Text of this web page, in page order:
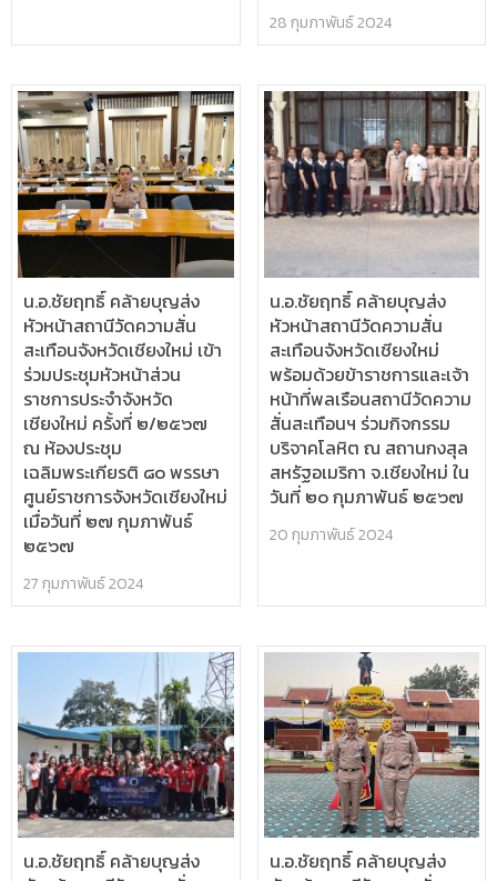
28 กุมภาพันธ์ 2024
น.อ.ชัยฤทธิ์ คล้ายบุญส่ง
หัวหน้าสถานีวัดความสั่น
สะเทือนจังหวัดเชียงใหม่ เข้า
ร่วมประชุมหัวหน้าส่วน
ราชการประจำจังหวัด
เชียงใหม่ ครั้งที่ ๒/๒๕๖๗
ณ ห้องประชุม
เฉลิมพระเกียรติ ๘๐ พรรษา
ศูนย์ราชการจังหวัดเชียงใหม่
เมื่อวันที่ ๒๗ กุมภาพันธ์
๒๕๖๗
27 กุมภาพันธ์ 2024
น.อ.ชัยฤทธิ์ คล้ายบุญส่ง
หัวหน้าสถานีวัดความสั่น
สะเทือนจังหวัดเชียงใหม่
พร้อมด้วยข้าราชการและเจ้า
หน้าที่พลเรือนสถานีวัดความ
สั่นสะเทือนฯ ร่วมกิจกรรม
บริจาคโลหิต ณ สถานกงสุล
สหรัฐอเมริกา จ.เชียงใหม่ ใน
วันที่ ๒๐ กุมภาพันธ์ ๒๕๖๗
20 กุมภาพันธ์ 2024
น.อ.ชัยฤทธิ์ คล้ายบุญส่ง
น.อ.ชัยฤทธิ์ คล้ายบุญส่ง